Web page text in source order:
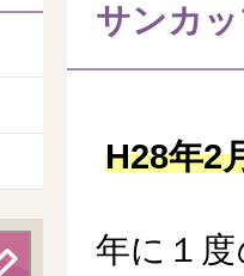
サンカ
H28年2
年に１